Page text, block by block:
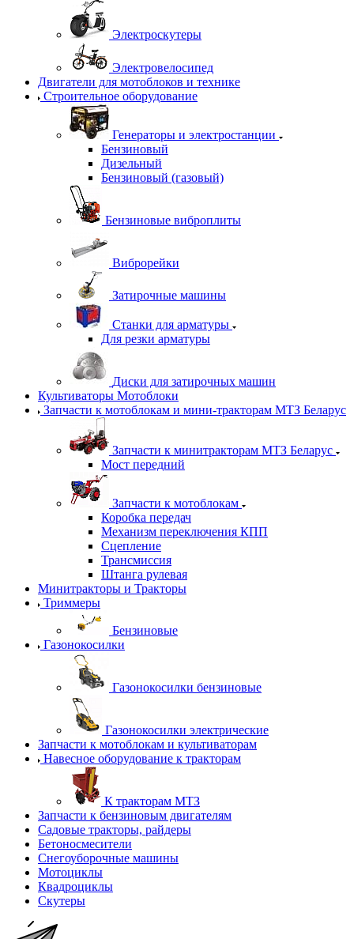
Электроскутеры
Электровелосипед
Двигатели для мотоблоков и технике
Строительное оборудование
Генераторы и электростанции
Бензиновый
Дизельный
Бензиновый (газовый)
Бензиновые виброплиты
Виброрейки
Затирочные машины
Станки для арматуры
Для резки арматуры
Диски для затирочных машин
Культиваторы Мотоблоки
Запчасти к мотоблокам и мини-тракторам МТЗ Беларус
Запчасти к минитракторам МТЗ Беларус
Мост передний
Запчасти к мотоблокам
Коробка передач
Механизм переключения КПП
Сцепление
Трансмиссия
Штанга рулевая
Минитракторы и Тракторы
Триммеры
Бензиновые
Газонокосилки
Газонокосилки бензиновые
Газонокосилки электрические
Запчасти к мотоблокам и культиваторам
Навесное оборудование к тракторам
К тракторам МТЗ
Запчасти к бензиновым двигателям
Садовые тракторы, райдеры
Бетоносмесители
Снегоуборочные машины
Мотоциклы
Квадроциклы
Скутеры